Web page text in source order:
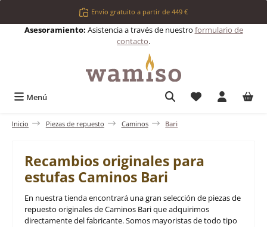
Saltar al contenido principalEnvío gratuito a partir de 449 €
Asesoramiento: Asistencia a través de nuestro formulario de
contacto.
Menú Tienes 0
Inicio Piezas de repuesto Caminos Bari
Recambios originales para
estufas Caminos Bari
En nuestra tienda encontrará una gran selección de piezas de
repuesto originales de Caminos Bari que adquirimos
directamente del fabricante. Somos mayoristas de todo tipo